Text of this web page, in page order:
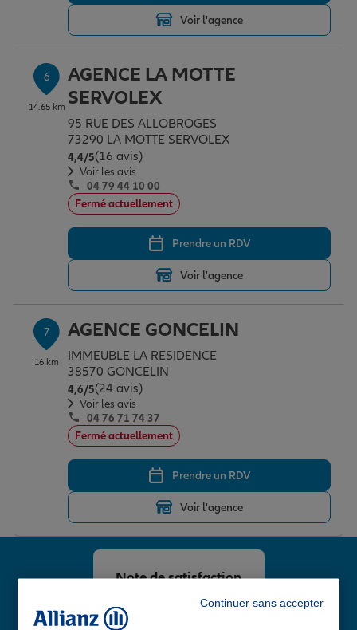
Voir l'agence
6
14.65 km
AGENCE LA MOTTE
SERVOLEX
95 RUE DES ALLOBROGES
73290 LA MOTTE SERVOLEX
4,4/5Note de 4.4 sur 5
(16 avis)
Voir les avis
04 79 44 10 00
Fermé actuellement
Prendre un RDV
Voir l'agence
7
16 km
AGENCE GONCELIN
IMMEUBLE LA RESIDENCE
38570 GONCELIN
4,6/5Note de 4.6 sur 5
(24 avis)
Voir les avis
04 76 71 74 37
Fermé actuellement
Prendre un RDV
Voir l'agence
Note de satisfaction
client chez AllianzContinuer sans accepter